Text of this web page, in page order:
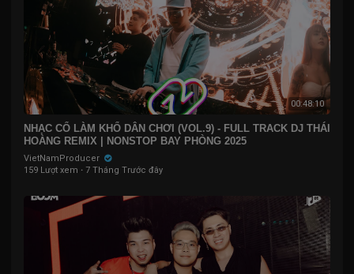
00:48:10
NHẠC CỔ LÀM KHỔ DÂN CHƠI (VOL.9) - FULL TRACK DJ THÁI
HOÀNG REMIX | NONSTOP BAY PHÒNG 2025
VietNamProducer
159 Lượt xem · 7 Tháng Trước đây